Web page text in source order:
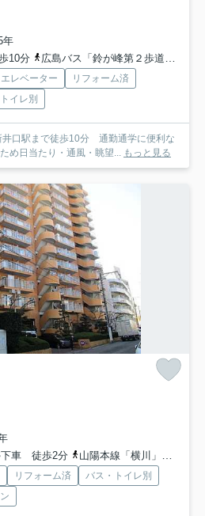
年
10分
広島バス「鈴が峰第２歩道橋」バス停下車 徒歩3分
エレベーター
リフォーム済
イレ別
井口駅まで徒歩10分 通勤通学に便利な
め日当たり・通風・眺望...
もっと見る
下車 徒歩2分
山陽本線「横川」駅 徒歩6分
リフォーム済
バス・トイレ別